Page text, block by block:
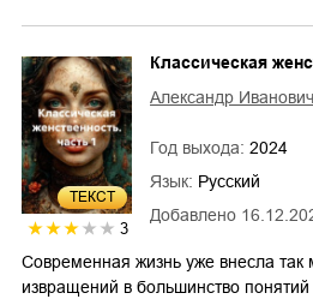
ТЕКСТ
3
Добавлено
Классическая
Александр
Год выхода: 2024
Язык: Русский
Современная жизнь уже внесла так
извращений в большинство